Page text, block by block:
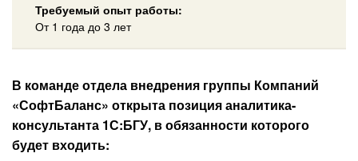
Требуемый опыт работы:
От 1 года до 3 лет
В команде отдела внедрения группы Компаний
«СофтБаланс» открыта позиция аналитика-
консультанта 1С:БГУ, в обязанности которого
будет входить: